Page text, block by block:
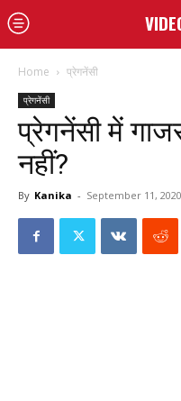
Home प्रेगनेंसी
प्रेगनेंसी
प्रेगनेंसी में
नहीं?
By Kanika - September 11, 2020